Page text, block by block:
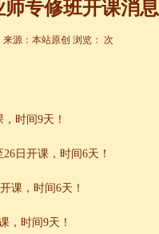
师专修班开课消息
源：本站原创 浏览： 次
时间9天！
日开课，时间6天！
课，时间6天！
，时间9天！